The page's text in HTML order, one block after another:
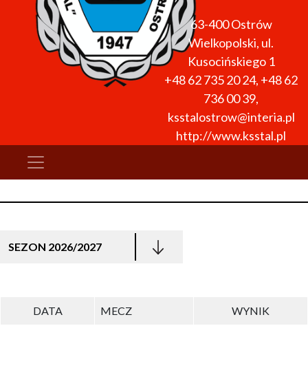
63-400 Ostrów
Wielkopolski, ul.
Kusocińskiego 1
+48 62 735 20 24, +48 62
736 00 39,
ksstalostrow@interia.pl
http://www.ksstal.pl
SEZON 2026/2027
DATA MECZ WYNIK